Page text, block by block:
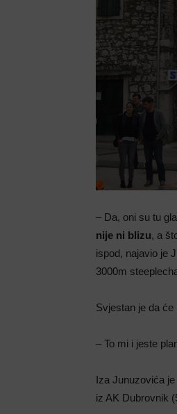
– Da, oni su tu
nije ni blizu, a
ispod, najavio je
3000m
Svjestan je da
– To mi i jeste
Iza Junuzovića
iz AK Dubrovnik